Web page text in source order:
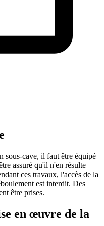
sous-cave, il faut être équipé
assuré qu'il n'en résulte
ces travaux, l'accès de la
est interdit. Des
être prises.
en œuvre de la